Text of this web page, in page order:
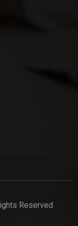
Reserved